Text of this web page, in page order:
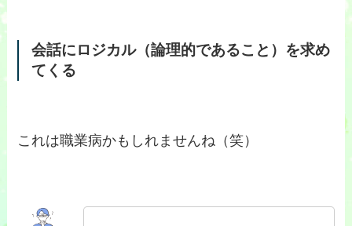
会話にロジカル（論理的であること）を求め
てくる
これは職業病かもしれませんね（笑）